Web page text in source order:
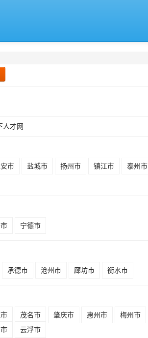
市 盐城市 扬州市 镇江市
泰州市
宁德市
承德市 沧州市 廊坊市 衡水市
茂名市 肇庆市 惠州市
梅州市
云浮市